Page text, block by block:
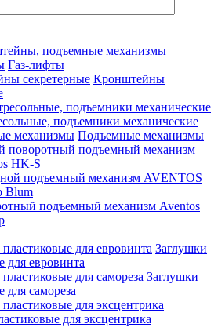
подъемные механизмы
Газ-лифты
Кронштейны
подъемники механические
Подъемные механизмы
поворотный подъемный механизм
HK-S
подъемный механизм AVENTOS
Blum
подъемный механизм Aventos
Заглушки
для евровинта
Заглушки
для самореза
для эксцентрика